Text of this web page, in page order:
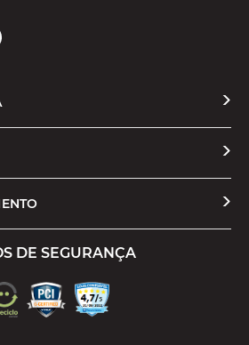
DE SEGURANÇA